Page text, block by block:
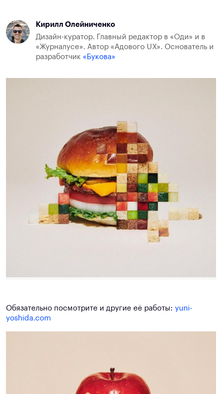
Кирилл Олейниченко
Дизайн-куратор. Главный редактор в «Оди» и в
«Журналусе». Автор «Адового UX». Основатель и
разработчик «Букова»
Обязательно посмотрите и другие её работы: yuni-
yoshida.com